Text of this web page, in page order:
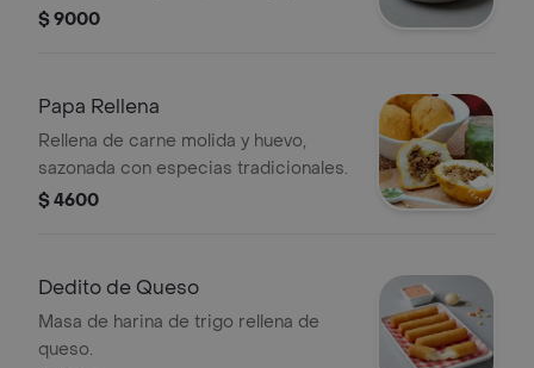
costeño.
$ 9000
Papa Rellena
Rellena de carne molida y huevo,
sazonada con especias tradicionales.
$ 4600
Dedito de Queso
Masa de harina de trigo rellena de
queso.